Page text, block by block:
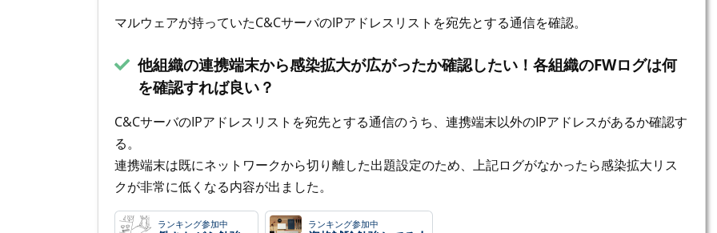
マルウェアが持っていたC&CサーバのIPアドレスリストを宛先とする通信を確認。
他組織の連携端末から感染拡大が広がったか確認したい！各組織のFWログは何
を確認すれば良い？
C&CサーバのIPアドレスリストを宛先とする通信のうち、連携端末以外のIPアドレスがあるか確認す
る。
連携端末は既にネットワークから切り離した出題設定のため、上記ログがなかったら感染拡大リス
クが非常に低くなる内容が出ました。
ランキング参加中 ランキング参加中